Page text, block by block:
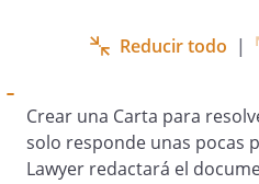
Sin otro particular,
Fdo.
Reducir todo |
Crear una Carta para
solo responde unas pocas
Lawyer redactará el